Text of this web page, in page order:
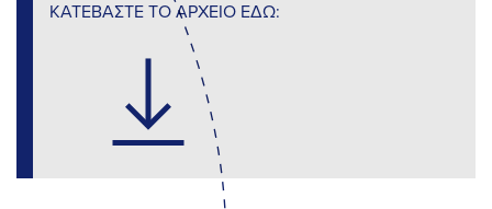
ΚΑΤΕΒΑΣΤΕ ΤΟ ΑΡΧΕΙΟ ΕΔΩ: